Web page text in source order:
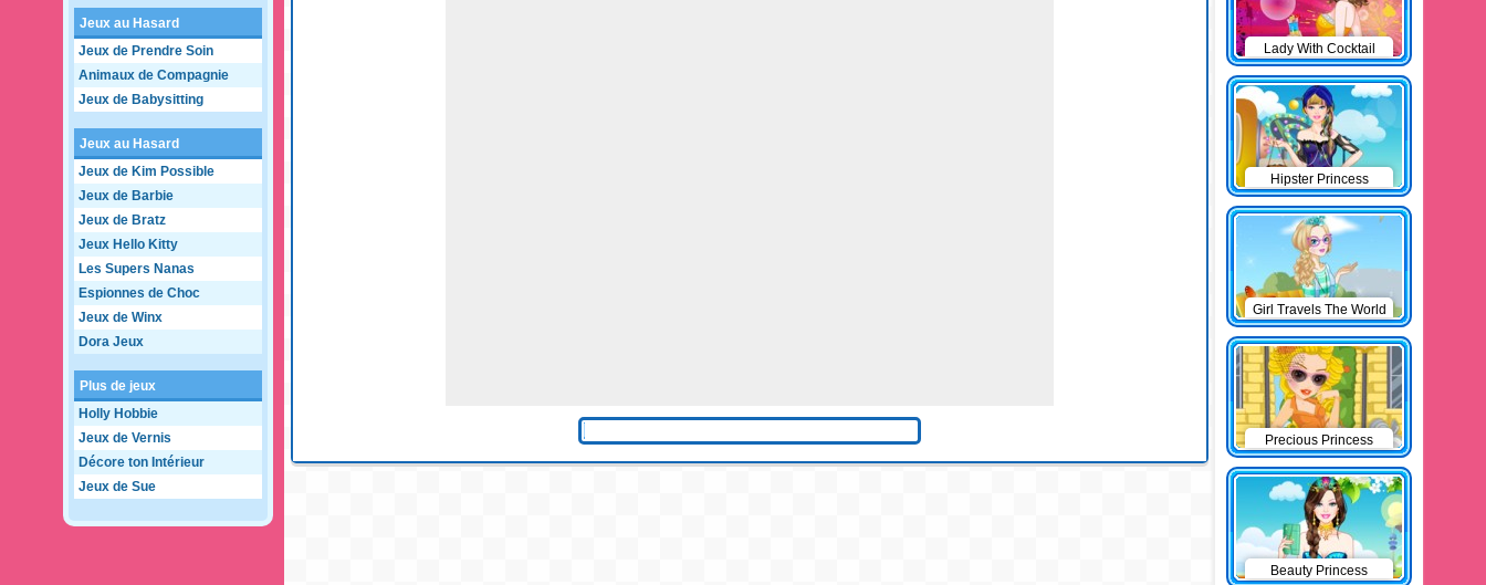
Jeux au Hasard
Jeux de Prendre Soin
Animaux de Compagnie
Jeux de Babysitting
Jeux au Hasard
Jeux de Kim Possible
Jeux de Barbie
Jeux de Bratz
Jeux Hello Kitty
Les Supers Nanas
Espionnes de Choc
Jeux de Winx
Dora Jeux
Plus de jeux
Holly Hobbie
Jeux de Vernis
Décore ton Intérieur
Jeux de Sue
Lady With Cocktail
Hipster Princess
Girl Travels The World
Precious Princess
Pinup
Beauty Princess